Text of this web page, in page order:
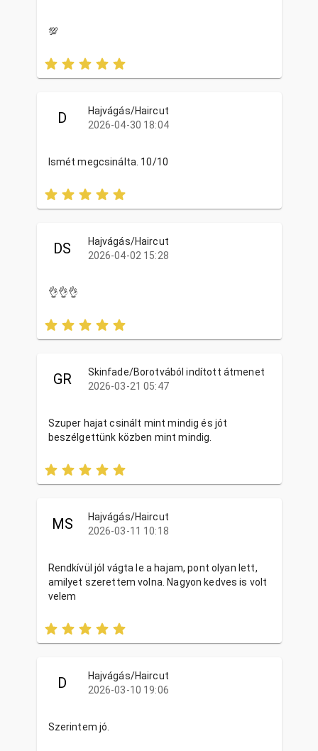
💯
D
Hajvágás/Haircut
2026-04-30 18:04
Ismét megcsinálta. 10/10
DS
Hajvágás/Haircut
2026-04-02 15:28
👌👌👌
GR
Skinfade/Borotvából indított átmenet
2026-03-21 05:47
Szuper hajat csinált mint mindig és jót
beszélgettünk közben mint mindig.
MS
Hajvágás/Haircut
2026-03-11 10:18
Rendkívül jól vágta le a hajam, pont olyan lett,
amilyet szerettem volna. Nagyon kedves is volt
velem
D
Hajvágás/Haircut
2026-03-10 19:06
Szerintem jó.